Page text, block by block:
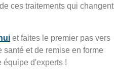
ces traitements qui changent
et faites le premier pas vers
santé et de remise en forme
équipe d'experts !